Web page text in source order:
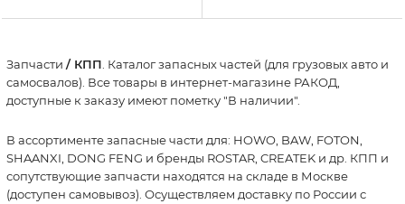
Запчасти / КПП . Каталог запасных частей (для грузовых авто и
самосвалов). Все товары в интернет-магазине РАКОД,
доступные к заказу имеют пометку "В наличии".
В ассортименте запасные части для: HOWO, BAW, FOTON,
SHAANXI, DONG FENG и бренды ROSTAR, CREATEK и др. КПП и
сопутствующие запчасти находятся на складе в Москве
(доступен самовывоз). Осуществляем доставку по России с